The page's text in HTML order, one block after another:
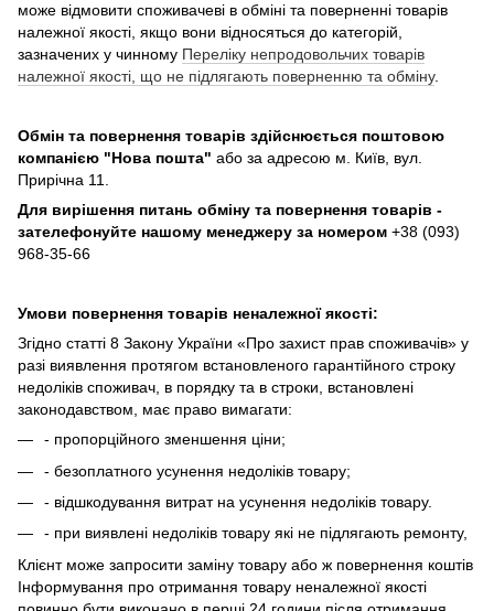
може відмовити споживачеві в обміні та поверненні товарів
належної якості, якщо вони відносяться до категорій,
зазначених у чинному Переліку непродовольчих товарів
належної якості, що не підлягають поверненню та обміну.
Обмін та повернення товарів здійснюється поштовою
компанією "Нова пошта" або за адресою м. Київ, вул.
Прирічна 11.
Для вирішення питань обміну та повернення товарів -
зателефонуйте нашому менеджеру за номером +38 (093)
968-35-66
Умови повернення товарів неналежної якості:
Згідно статті 8 Закону України «Про захист прав споживачів» у
разі виявлення протягом встановленого гарантійного строку
недоліків споживач, в порядку та в строки, встановлені
законодавством, має право вимагати:
- пропорційного зменшення ціни;
- безоплатного усунення недоліків товару;
- відшкодування витрат на усунення недоліків товару.
- при виявлені недоліків товару які не підлягають ремонту,
Клієнт може запросити заміну товару або ж повернення коштів
Інформування про отримання товару неналежної якості